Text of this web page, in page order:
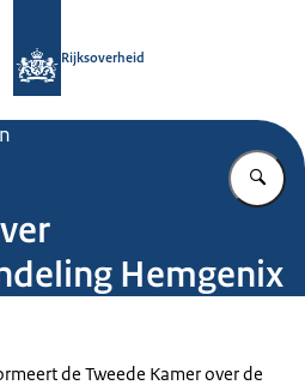
Rijksoverheid
Hemgenix
de Tweede Kamer over de